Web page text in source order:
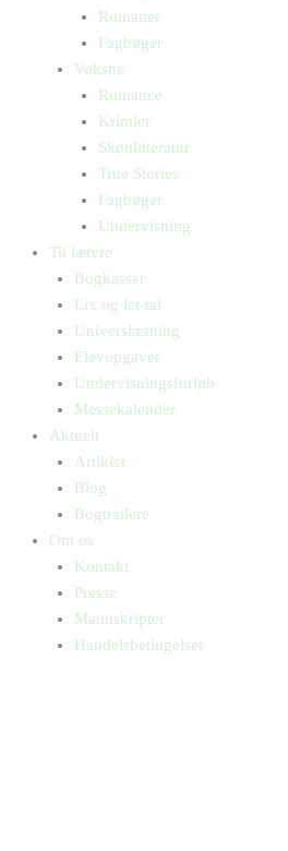
Romaner
Fagbøger
Voksne
Romance
Krimier
Skønlitteratur
True Stories
Fagbøger
Undervisning
Til lærere
Bogkasser
Lix og let-tal
Universlæsning
Elevopgaver
Undervisningsforløb
Messekalender
Aktuelt
Artikler
Blog
Bogtrailere
Om os
Kontakt
Presse
Manuskripter
Handelsbetingelser